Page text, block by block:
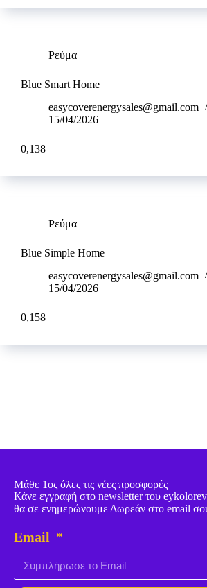
Ρεύμα
Blue Smart Home
easycoverenergysales@gmail.com
15/04/2026
0,138
Ρεύμα
Blue Simple Home
easycoverenergysales@gmail.com
15/04/2026
0,158
Μάθε 1ος όλες τις νέες προσφορές
Κάνε εγγραφή στο newsletter του
θα σε ενημερώνουμε Δωρεάν στο email
Email